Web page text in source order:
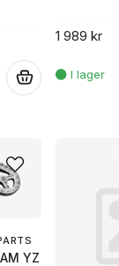
1 989 kr
YZ